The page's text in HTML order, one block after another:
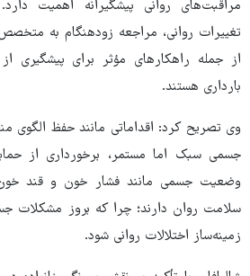
مراقبت‌های روانی پیشگیرانه اهمیت
تغییرات روانی، مراجعه زودهنگام به
از جمله راهکارهای مؤثر برای پیشگیری
بارداری هستند.
وی تصریح کرد: اقداماتی مانند حفظ الگوی
جسمی سبک اما مستمر، برخورداری از
وضعیت جسمی مانند فشار خون و قند
سلامت روان دارند؛ چرا که بروز مشکلات
زمینه‌ساز اختلالات روانی شود.